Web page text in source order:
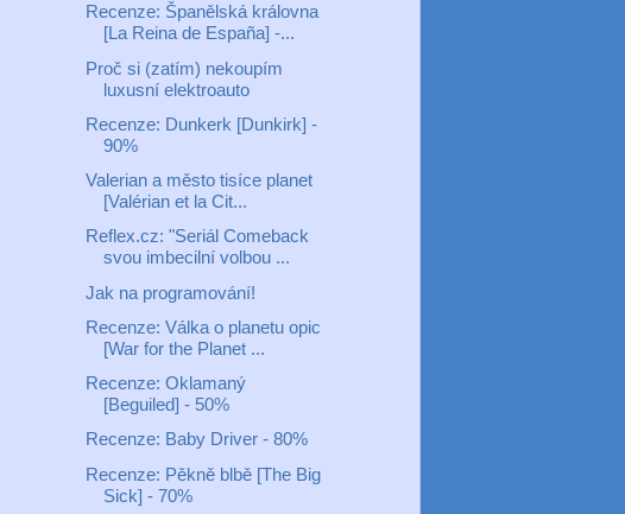
Recenze: Španělská královna
[La Reina de España] -...
Proč si (zatím) nekoupím
luxusní elektroauto
Recenze: Dunkerk [Dunkirk] -
90%
Valerian a město tisíce planet
[Valérian et la Cit...
Reflex.cz: "Seriál Comeback
svou imbecilní volbou ...
Jak na programování!
Recenze: Válka o planetu opic
[War for the Planet ...
Recenze: Oklamaný
[Beguiled] - 50%
Recenze: Baby Driver - 80%
Recenze: Pěkně blbě [The Big
Sick] - 70%